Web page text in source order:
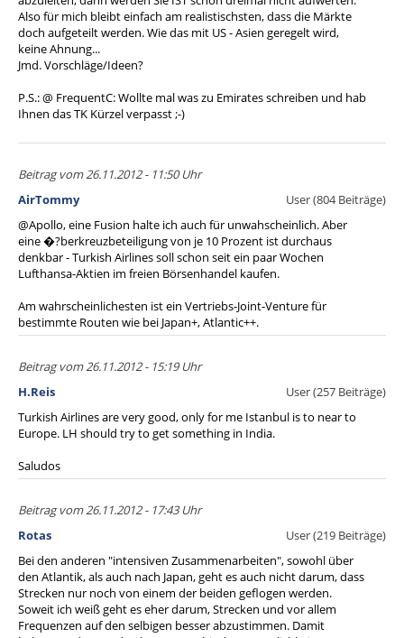
Also für mich bleibt einfach am realistischsten, dass die Märkte
doch aufgeteilt werden. Wie das mit US - Asien geregelt wird,
keine Ahnung...
Jmd. Vorschläge/Ideen?
P.S.: @ FrequentC: Wollte mal was zu Emirates schreiben und hab
Ihnen das TK Kürzel verpasst ;-)
Beitrag vom 26.11.2012 - 11:50 Uhr
AirTommy
User (804 Beiträge)
@Apollo, eine Fusion halte ich auch für unwahscheinlich. Aber
eine �?berkreuzbeteiligung von je 10 Prozent ist durchaus
denkbar - Turkish Airlines soll schon seit ein paar Wochen
Lufthansa-Aktien im freien Börsenhandel kaufen.
Am wahrscheinlichesten ist ein Vertriebs-Joint-Venture für
bestimmte Routen wie bei Japan+, Atlantic++.
Beitrag vom 26.11.2012 - 15:19 Uhr
H.Reis
User (257 Beiträge)
Turkish Airlines are very good, only for me Istanbul is to near to
Europe. LH should try to get something in India.
Saludos
Beitrag vom 26.11.2012 - 17:43 Uhr
Rotas
User (219 Beiträge)
Bei den anderen "intensiven Zusammenarbeiten", sowohl über
den Atlantik, als auch nach Japan, geht es auch nicht darum, dass
Strecken nur noch von einem der beiden geflogen werden.
Soweit ich weiß geht es eher darum, Strecken und vor allem
Frequenzen auf den selbigen besser abzustimmen. Damit